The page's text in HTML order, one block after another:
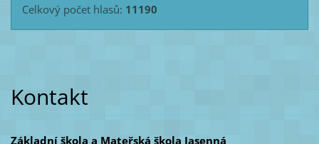
Celkový počet hlasů: 11190
Kontakt
Základní škola a Mateřská škola Jasenná